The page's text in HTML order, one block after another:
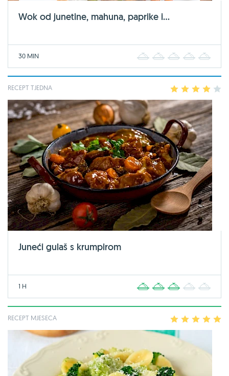
Wok od junetine, mahuna, paprike i...
30 MIN 2 3 4
RECEPT TJEDNA 2 3 4
Juneći gulaš s krumpirom
1 H 2 3 4
RECEPT MJESECA 2 3 4